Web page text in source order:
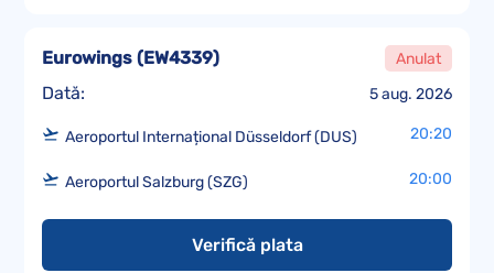
Dată: 5 aug. 2026
Eurowings (EW4339) Anulat
Aeroportul Internațional Düsseldorf (DUS) 20:20
Aeroportul Salzburg (SZG) 20:00
Verifică plata